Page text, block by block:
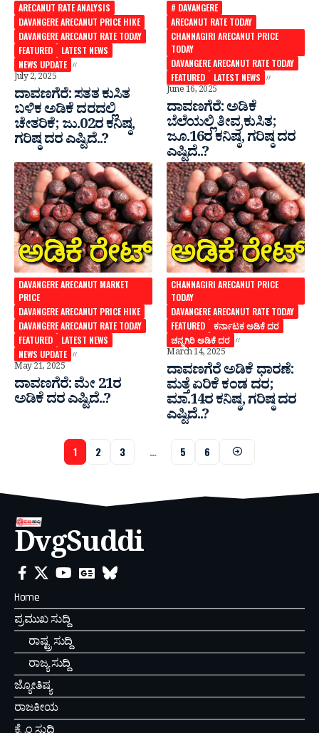
ARECANUT RATE ANALYSIS
DAVANGERE ARECANUT PRICE HIKE
DAVANGERE ARECANUT RATE TODAY
FEATURED
LATEST NEWS
NEWS UPDATE
July 2, 2025
ದಾವಣಗೆರೆ: ಸತತ ಕುಸಿತ
ಬಳಿಕ ಅಡಿಕೆ ದರದಲ್ಲಿ
ಚೇತರಿಕೆ; ಜು.02ರ ಕನಿಷ್ಠ,
ಗರಿಷ್ಠ ದರ ಎಷ್ಟಿದೆ..?
# DAVANGERE
ARECANUT RATE TODAY
CHANNAGIRI ARECANUT PRICE
TODAY
DAVANGERE ARECANUT RATE TODAY
FEATURED
LATEST NEWS
June 16, 2025
ದಾವಣಗೆರೆ: ಅಡಿಕೆ
ಬೆಲೆಯಲ್ಲಿ ತೀವ್ರ ಕುಸಿತ;
ಜೂ‌.16ರ ಕನಿಷ್ಠ, ಗರಿಷ್ಠ ದರ
ಎಷ್ಟಿದೆ..?
DAVANGERE ARECANUT MARKET
PRICE
DAVANGERE ARECANUT PRICE HIKE
DAVANGERE ARECANUT RATE TODAY
FEATURED
LATEST NEWS
NEWS UPDATE
May 21, 2025
ದಾವಣಗೆರೆ: ಮೇ 21ರ
ಅಡಿಕೆ ದರ ಎಷ್ಟಿದೆ..?
CHANNAGIRI ARECANUT PRICE
TODAY
DAVANGERE ARECANUT RATE TODAY
FEATURED
ಕರ್ನಾಟಕ ಅಡಿಕೆ ದರ
ಚನ್ನಗಿರಿ ಅಡಿಕೆ ದರ
March 14, 2025
ದಾವಣಗೆರೆ ಅಡಿಕೆ ಧಾರಣೆ:
ಮತ್ತೆ ಏರಿಕೆ ಕಂಡ ದರ;
ಮಾ.14ರ ಕನಿಷ್ಠ, ಗರಿಷ್ಠ ದರ
ಎಷ್ಟಿದೆ..?
1 2 3 … 5 6
DvgSuddi
Home
ಪ್ರಮುಖ ಸುದ್ದಿ
ರಾಷ್ಟ್ರ ಸುದ್ದಿ
ರಾಜ್ಯ ಸುದ್ದಿ
ಜ್ಯೋತಿಷ್ಯ
ರಾಜಕೀಯ
ಕ್ರೈಂ ಸುದ್ದಿ